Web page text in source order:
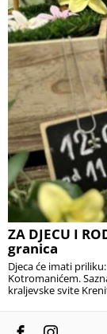
ZA DJECU I
granica
Djeca će imati
Kotromanićem.
kraljevske svite